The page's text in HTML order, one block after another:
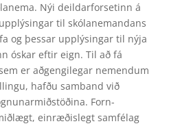
Nýi deildarforsetinn á
til skólanemandans
og þessar upplýsingar til nýja
óskar eftir eign. Til að fá
er aðgengilegar nemendum
hafðu samband við
Forn-
einræðislegt samfélag